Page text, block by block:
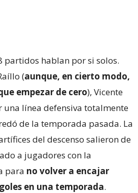
partidos hablan por si solos.
(aunque, en cierto modo,
empezar de cero), Vicente
línea defensiva totalmente
de la temporada pasada. La
del descenso salieron de
a jugadores con la
para no volver a encajar
en una temporada.